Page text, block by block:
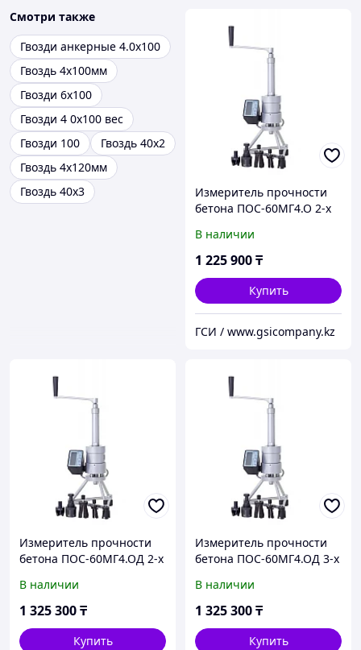
Смотри также
Гвозди анкерные 4.0x100
Гвоздь 4х100мм
Гвозди 6х100
Гвозди 4 0х100 вес
Гвозди 100
Гвоздь 40х2
Гвоздь 4х120мм
Гвоздь 40х3
Измеритель прочности
бетона ПОС-60МГ4.О 2-х
В наличии
1 225 900₸
Купить
ГСИ / www.gsicompany.kz
Измеритель прочности
бетона ПОС-60МГ4.ОД 2-х
В наличии
1 325 300₸
Купить
Измеритель прочности
бетона ПОС-60МГ4.ОД 3-х
В наличии
1 325 300₸
Купить